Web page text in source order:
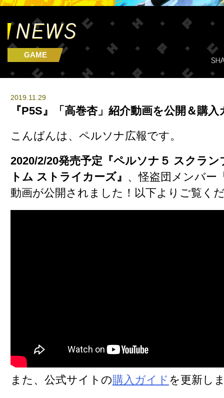
GAME
2019.11.29
『P5S』「高巻杏」紹介動画を公開＆購
こんばんは、ペルソナ広報です。
2020/2/20発売予定『ペルソナ５ スクラ
トム ストライカーズ』 、怪盗団メンバー
動画が公開されました！以下よりご覧く
また、公式サイトの購入ガイド を更新し